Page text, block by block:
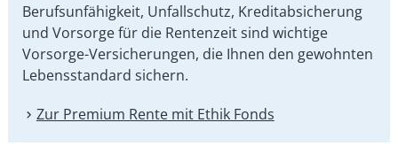
Berufsunfähigkeit, Unfallschutz, Kreditabsicherung
und Vorsorge für die Rentenzeit sind wichtige
Vorsorge-Versicherungen, die Ihnen den gewohnten
Lebensstandard sichern.
Zur Premium Rente mit Ethik Fonds